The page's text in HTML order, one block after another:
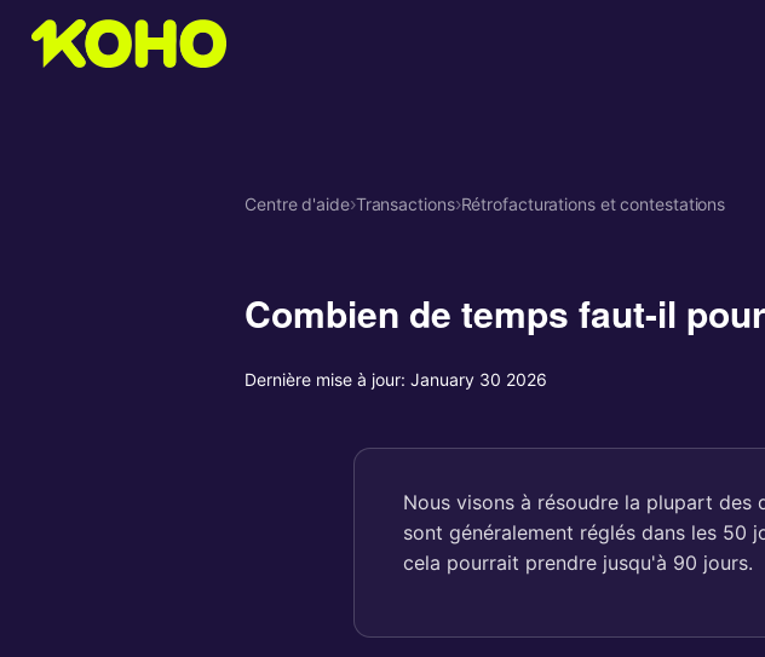
Centre d'aide›Transactions›Rétrofacturations et contestations
Combien de temps faut-il
Dernière mise à jour: January 30 2026
Nous visons à résoudre la plupart des
sont généralement réglés dans les 50
cela pourrait prendre jusqu'à 90 jours.